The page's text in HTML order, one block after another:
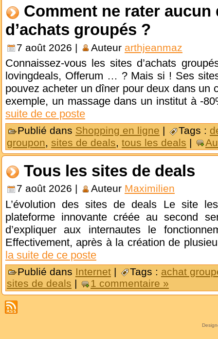
Comment ne rater aucun
d’achats groupés ?
7 août 2026 | Auteur arthjeanmaz
Connaissez-vous les sites d’achats
lovingdeals, Offerum … ? Mais si ! Ses
pouvez acheter un dîner pour deux dans un
exemple, un massage dans un institut à -
suite de ce poste
Publié dans Shopping en ligne | Tags :
groupon, sites de deals, tous les deals |
Tous les sites de deals
7 août 2026 | Auteur Maximilien
L’évolution des sites de deals Le site
plateforme innovante créée au second
d’expliquer aux internautes le
Effectivement, après à la création de
la suite de ce poste
Publié dans Internet | Tags : achat
sites de deals | 1 commentaire »